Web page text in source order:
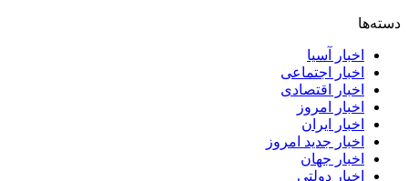
دسته‌ها
اخبار آسیا
اخبار اجتماعی
اخبار اقتصادی
اخبار امروز
اخبار ایران
اخبار جدید امروز
اخبار جهان
اخبار دولتی